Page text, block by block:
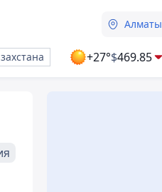
Алматы
+27°$469.85